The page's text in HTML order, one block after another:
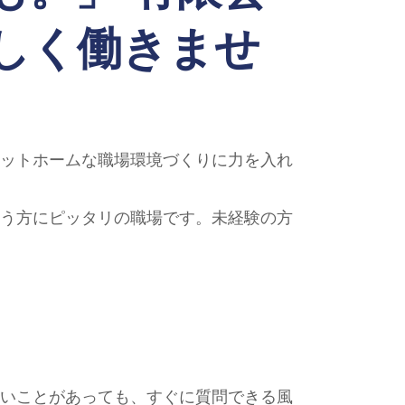
く働きませ
トホームな職場環境づくりに力を入れ
方にピッタリの職場です。未経験の方
ことがあっても、すぐに質問できる風